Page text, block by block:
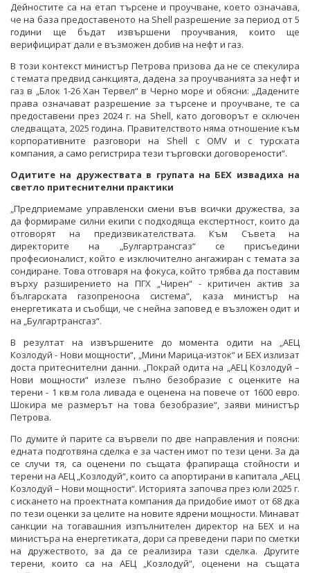
Дейностите са на етап търсене и проучване, което означава,
че на база предоставеното на Shell разрешение за период от 5
години ще бъдат извършени проучвания, които ще
верифицират дали е възможен добив на нефт и газ.
В този контекст министър Петрова призова да не се спекулира
с темата предвид санкцията, дадена за проучванията за нефт и
газ в „Блок 1-26 Хан Тервел“ в Черно море и обясни: „Дадените
права означават разрешение за търсене и проучване, те са
предоставени през 2024 г. на Shell, като договорът е сключен
следващата, 2025 година. Правителството няма отношение към
корпоративните разговори на Shell с OMV и с турската
компания, а само регистрира тези търговски договорености“.
Одитите на дружествата в групата на БЕХ извадиха на
светло притеснителни практики
„Предприемаме управленски смени във всички дружества, за
да формираме силни екипи с подходяща експертност, които да
отговорят на предизвикателствата. Към Съвета на
директорите на „Булгартрансгаз“ се присъедини
професионалист, който е изключително ангажиран с темата за
сондиране. Това отговаря на фокуса, който трябва да поставим
върху разширението на ПГХ „Чирен“ - критичен актив за
българската газопреносна система“, каза министър на
енергетиката и съобщи, че с нейна заповед е възложен одит и
на „Булгартрансгаз“.
В резултат на извършените до момента одити на „АЕЦ
Козлодуй - Нови мощности“, „Мини Марица-изток“ и БЕХ излизат
доста притеснителни данни. „Покрай одита на „АЕЦ Козлодуй –
Нови мощности“ излезе пълно безобразие с оценките на
терени - 1 кв.м гола ливада е оценена на повече от 1600 евро.
Шокира ме размерът на това безобразие“, заяви министър
Петрова.
По думите ѝ парите са вървели по две направления и поясни:
едната подготвяна сделка е за частен имот по тези цени. За да
се случи тя, са оценени по същата фрапираща стойности и
терени на АЕЦ „Козлодуй“, които са апортирани в капитала „АЕЦ
Козлодуй – Нови мощности“. Историята започва през юли 2025 г.
с искането на проектната компания да придобие имот от 68 дка
по тези оценки за целите на новите ядрени мощности. Минават
санкции на тогавашния изпълнителен директор на БЕХ и на
министъра на енергетиката, дори са преведени пари по сметки
на дружеството, за да се реализира тази сделка. Другите
терени, които са на АЕЦ „Козлодуй“, оценени на същата